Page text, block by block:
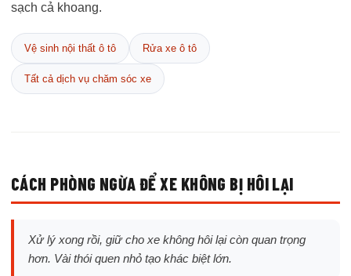
sạch cả khoang.
Vệ sinh nội thất ô tô Rửa xe ô tô
Tất cả dịch vụ chăm sóc xe
CÁCH PHÒNG NGỪA ĐỂ XE KHÔNG BỊ HÔI LẠI
Xử lý xong rồi, giữ cho xe không hôi lại còn quan trọng
hơn. Vài thói quen nhỏ tạo khác biệt lớn.